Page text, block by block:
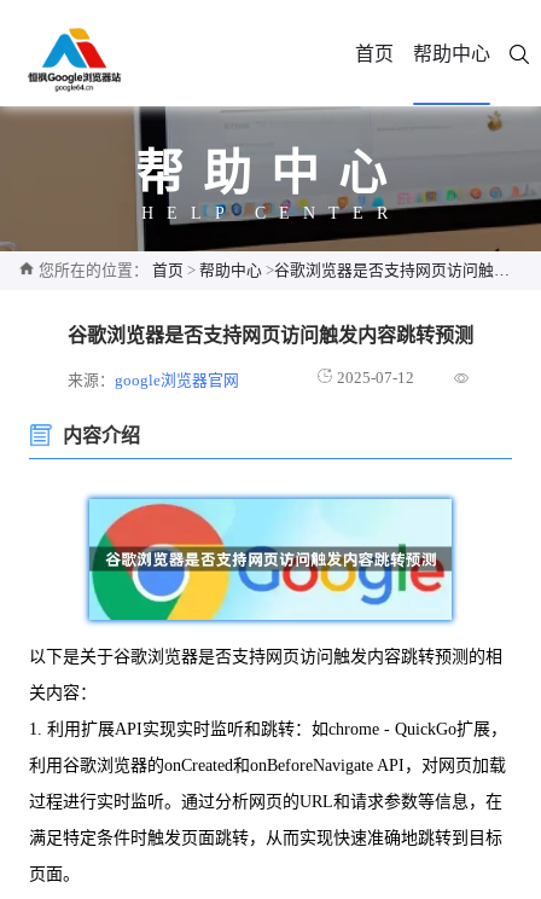
首页 帮助中心
帮助中心
HELP CENTER
您所在的位置： 首页 > 帮助中心 >谷歌浏览器是否支持网页访问触发内容跳转预测
谷歌浏览器是否支持网页访问触发内容跳转预测
来源：google浏览器官网 2025-07-12
内容介绍
以下是关于谷歌浏览器是否支持网页访问触发内容跳转预测的相
关内容：
1. 利用扩展API实现实时监听和跳转：如chrome - QuickGo扩展，
利用谷歌浏览器的onCreated和onBeforeNavigate API，对网页加载
过程进行实时监听。通过分析网页的URL和请求参数等信息，在
满足特定条件时触发页面跳转，从而实现快速准确地跳转到目标
页面。